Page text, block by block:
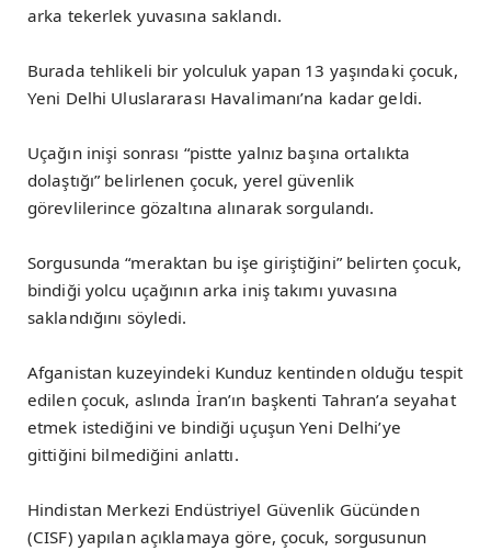
arka tekerlek yuvasına saklandı.
Burada tehlikeli bir yolculuk yapan 13 yaşındaki çocuk,
Yeni Delhi Uluslararası Havalimanı’na kadar geldi.
Uçağın inişi sonrası “pistte yalnız başına ortalıkta
dolaştığı” belirlenen çocuk, yerel güvenlik
görevlilerince gözaltına alınarak sorgulandı.
Sorgusunda “meraktan bu işe giriştiğini” belirten çocuk,
bindiği yolcu uçağının arka iniş takımı yuvasına
saklandığını söyledi.
Afganistan kuzeyindeki Kunduz kentinden olduğu tespit
edilen çocuk, aslında İran’ın başkenti Tahran’a seyahat
etmek istediğini ve bindiği uçuşun Yeni Delhi’ye
gittiğini bilmediğini anlattı.
Hindistan Merkezi Endüstriyel Güvenlik Gücünden
(CISF) yapılan açıklamaya göre, çocuk, sorgusunun